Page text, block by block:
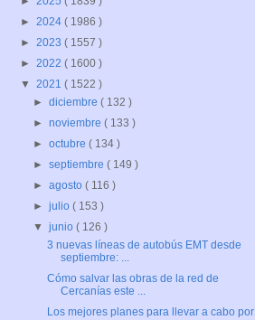
► 2024 ( 1986 )
► 2023 ( 1557 )
► 2022 ( 1600 )
▼ 2021 ( 1522 )
►diciembre( 132 )
►noviembre( 133 )
►octubre( 134 )
►septiembre( 149 )
►agosto( 116 )
►julio( 153 )
▼junio( 126 )
3 nuevas líneas de autobús EMT desde
septiembre: ...
Cómo salvar las obras de la red de
Cercanías este ...
Los mejores planes para llevar a cabo por